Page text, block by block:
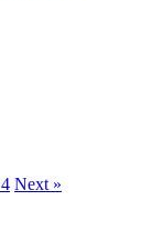
4 Next »